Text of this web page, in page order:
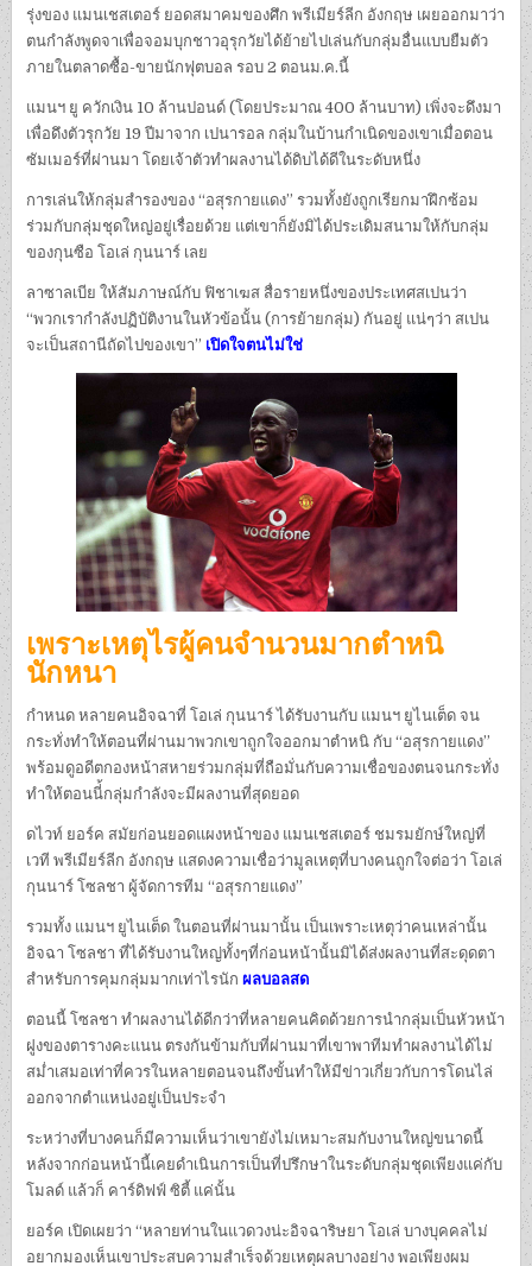
รุ่งของ แมนเชสเตอร์ ยอดสมาคมของศึก พรีเมียร์ลีก อังกฤษ เผยออกมาว่า
ตนกำลังพูดจาเพื่อจอมบุกชาวอุรุกวัยได้ย้ายไปเล่นกับกลุ่มอื่นแบบยืมตัว
ภายในตลาดซื้อ-ขายนักฟุตบอล รอบ 2 ตอนม.ค.นี้
แมนฯ ยู ควักเงิน 10 ล้านปอนด์ (โดยประมาณ 400 ล้านบาท) เพิ่งจะดึงมา
เพื่อดึงตัวรุกวัย 19 ปีมาจาก เปนารอล กลุ่มในบ้านกำเนิดของเขาเมื่อตอน
ซัมเมอร์ที่ผ่านมา โดยเจ้าตัวทำผลงานได้ดิบได้ดีในระดับหนึ่ง
การเล่นให้กลุ่มสำรองของ “อสุรกายแดง” รวมทั้งยังถูกเรียกมาฝึกซ้อม
ร่วมกับกลุ่มชุดใหญ่อยู่เรื่อยด้วย แต่เขาก็ยังมิได้ประเดิมสนามให้กับกลุ่ม
ของกุนซือ โอเล่ กุนนาร์ เลย
ลาซาลเบีย ให้สัมภาษณ์กับ ฟิชาเฆส สื่อรายหนึ่งของประเทศสเปนว่า
“พวกเรากำลังปฏิบัติงานในหัวข้อนั้น (การย้ายกลุ่ม) กันอยู่ แน่ๆว่า สเปน
จะเป็นสถานีถัดไปของเขา” เปิดใจตนไม่ใช่
เพราะเหตุไรผู้คนจำนวนมากตำหนิ
นักหนา
กำหนด หลายคนอิจฉาที่ โอเล่ กุนนาร์ ได้รับงานกับ แมนฯ ยูไนเต็ด จน
กระทั่งทำให้ตอนที่ผ่านมาพวกเขาถูกใจออกมาตำหนิ กับ “อสุรกายแดง”
พร้อมดูอดีตกองหน้าสหายร่วมกลุ่มที่ถือมั่นกับความเชื่อของตนจนกระทั่ง
ทำให้ตอนนี่้กลุ่มกำลังจะมีผลงานที่สุดยอด
ดไวท์ ยอร์ค สมัยก่อนยอดแผงหน้าของ แมนเชสเตอร์ ชมรมยักษ์ใหญ่ที่
เวที พรีเมียร์ลีก อังกฤษ แสดงความเชื่อว่ามูลเหตุที่บางคนถูกใจต่อว่า โอเล่
กุนนาร์ โซลชา ผู้จัดการทีม “อสุรกายแดง”
รวมทั้ง แมนฯ ยูไนเต็ด ในตอนที่ผ่านมานั้น เป็นเพราะเหตุว่าคนเหล่านั้น
อิจฉา โซลชา ที่ได้รับงานใหญ่ทั้งๆที่ก่อนหน้านั้นมิได้ส่งผลงานที่สะดุดตา
สำหรับการคุมกลุ่มมากเท่าไรนักผลบอลสด
ตอนนี้ โซลชา ทำผลงานได้ดีกว่าที่หลายคนคิดด้วยการนำกลุ่มเป็นหัวหน้า
ฝูงของตารางคะแนน ตรงกันข้ามกับที่ผ่านมาที่เขาพาทีมทำผลงานได้ไม่
สม่ำเสมอเท่าที่ควรในหลายตอนจนถึงขั้นทำให้มีข่าวเกี่ยวกับการโดนไล่
ออกจากตำแหน่งอยู่เป็นประจำ
ระหว่างที่บางคนก็มีความเห็นว่าเขายังไม่เหมาะสมกับงานใหญ่ขนาดนี้
หลังจากก่อนหน้านี้เคยดำเนินการเป็นที่ปรึกษาในระดับกลุ่มชุดเพียงแค่กับ
โมลด์ แล้วก็ คาร์ดิฟฟ์ ซิตี้ แค่นั้น
ยอร์ค เปิดเผยว่า “หลายท่านในแวดวงน่ะอิจฉาริษยา โอเล่ บางบุคคลไม่
อยากมองเห็นเขาประสบความสำเร็จด้วยเหตุผลบางอย่าง พอเพียงผม